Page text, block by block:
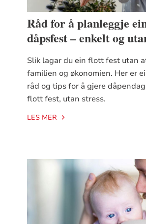
Råd for å planleggje
dåpsfest – enkelt og
Slik lagar du ein flott fest utan
familien og økonomien. Her er
råd og tips for å gjere
flott fest, utan stress.
LES MER